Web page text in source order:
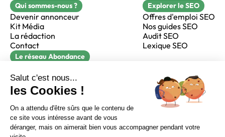
Sur LinkedIn Sur Youtube
Sur X Sur Facebook
Qui sommes-nous ?
Devenir annonceur
Kit Média
La rédaction
Contact
Explorer le SEO
Offres d'emploi SEO
Nos guides SEO
Audit SEO
Lexique SEO
Le réseau Abondance
Réacteur
alfie formation